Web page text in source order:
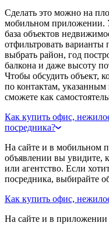
Сделать это можно на
мобильном приложении.
база объектов
отфильтровать
выбрать район, год
балкона и даже высоту
Чтобы обсудить объект,
по контактам,
сможете как
Как купить офис,
посредника?
На сайте и в мобильном
объявлении вы увидите,
или агентство. Если
посредника, выбирайте
Как купить офис,
На сайте и в приложении